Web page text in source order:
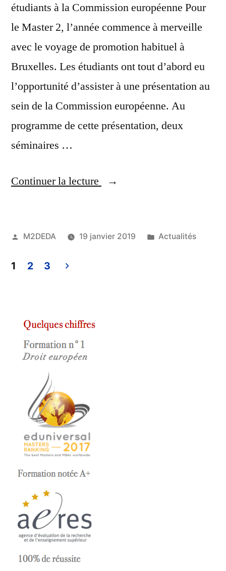
étudiants à la Commission européenne Pour
le Master 2, l’année commence à merveille
avec le voyage de promotion habituel à
Bruxelles. Les étudiants ont tout d’abord eu
l’opportunité d’assister à une présentation au
sein de la Commission européenne. Au
programme de cette présentation, deux
séminaires …
Continuer la lecture
M2DEDA 19 janvier 2019 Actualités
1 2 3